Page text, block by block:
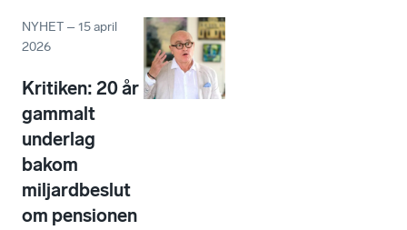
NYHET –15 april
2026
Kritiken: 20 år
gammalt
underlag
bakom
miljardbeslut
om pensionen